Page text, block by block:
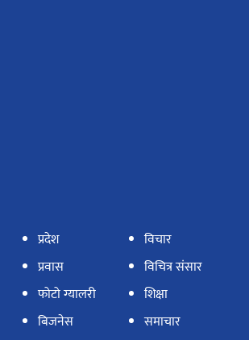
प्रदेश
प्रवास
फोटो ग्यालरी
बिजनेस
विचार
विचित्र संसार
शिक्षा
समाचार